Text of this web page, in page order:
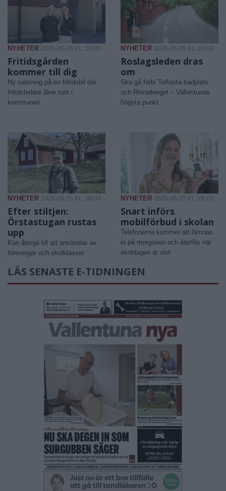
NYHETER 2026-06-25 KL. 08:03
Fritidsgården
kommer till dig
Ny satsning på en fritidsbil där
fritidsledare åker runt i
kommunen
NYHETER 2026-06-25 KL. 08:03
Roslagsleden dras
om
Ska gå förbi Toftesta badplats
och Rövarberget – Vallentunas
högsta punkt
NYHETER 2026-06-25 KL. 08:03
Efter stiltjen:
Örstastugan rustas
upp
Kan återgå till att användas av
föreningar och skolklasser
NYHETER 2026-06-25 KL. 08:03
Snart införs
mobilförbud i skolan
Telefonerna kommer att lämnas
in på morgonen och återfås när
skoldagen är slut
LÄS SENASTE E-TIDNINGEN